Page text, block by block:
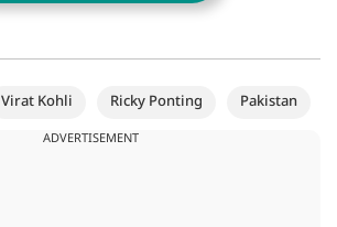
Virat Kohli Ricky Ponting Pakistan
ADVERTISEMENT